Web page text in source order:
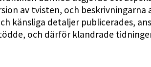
av tvisten, och beskrivningarna
känsliga detaljer publicerades,
och därför klandrade